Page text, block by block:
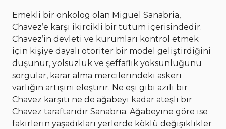
Emekli bir onkolog olan Miguel Sanabria,
Chavez’e karşı ikircikli bir tutum içerisindedir.
Chavez’in devleti ve kurumları kontrol etmek
için kişiye dayalı otoriter bir model geliştirdiğini
düşünür, yolsuzluk ve şeffaflık yoksunluğunu
sorgular, karar alma mercilerindeki askeri
varlığın artışını eleştirir. Ne eşi gibi azılı bir
Chavez karşıtı ne de ağabeyi kadar ateşli bir
Chavez taraftarıdır Sanabria. Ağabeyine göre ise
fakirlerin yaşadıkları yerlerde köklü değişiklikler